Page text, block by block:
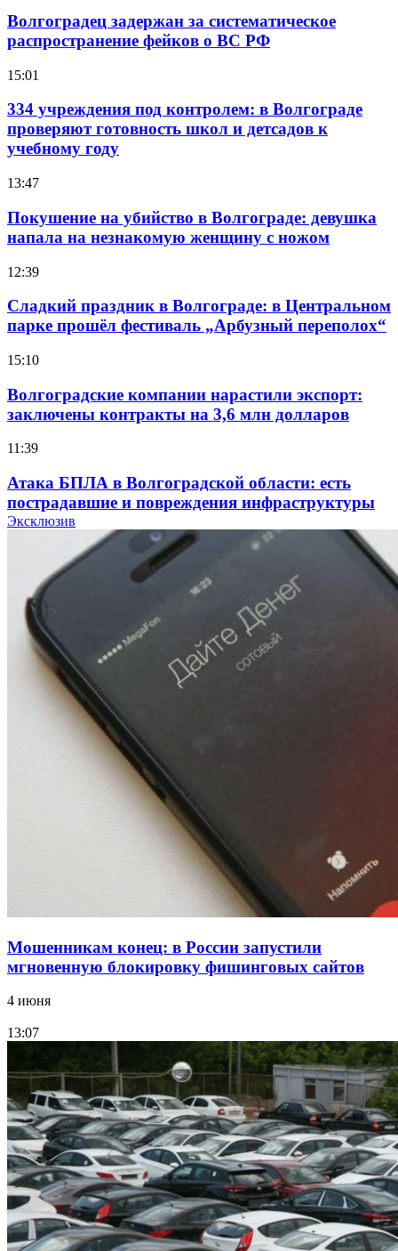
Волгоградец задержан за систематическое
распространение фейков о ВС РФ
15:01
334 учреждения под контролем: в Волгограде
проверяют готовность школ и детсадов к
учебному году
13:47
Покушение на убийство в Волгограде: девушка
напала на незнакомую женщину с ножом
12:39
Сладкий праздник в Волгограде: в Центральном
парке прошёл фестиваль „Арбузный переполох“
15:10
Волгоградские компании нарастили экспорт:
заключены контракты на 3,6 млн долларов
11:39
Атака БПЛА в Волгоградской области: есть
пострадавшие и повреждения инфраструктуры
Волгоградские вузы в топе зарплатного
рейтинга: ВолгГТУ и ВолгГМУ вошли в топ‑15
для химической отрасли и фармацевтики
18:39
В Красноармейском районе Волгограда стартует
конкурс на ремонт моста через Волго‑Донской
судоходный канал
Фестиваль #ТриЧетыре в Волгограде пройдёт
11–13 сентября в рамках Года единства народов
Эксклюзив
Мошенникам конец: в России запустили
мгновенную блокировку фишинговых сайтов
4 июня
13:07